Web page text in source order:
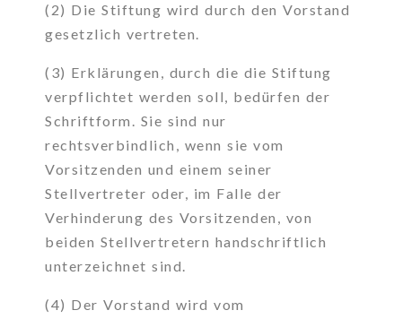
(2) Die Stiftung wird durch den Vorstand
gesetzlich vertreten.
(3) Erklärungen, durch die die Stiftung
verpflichtet werden soll, bedürfen der
Schriftform. Sie sind nur
rechtsverbindlich, wenn sie vom
Vorsitzenden und einem seiner
Stellvertreter oder, im Falle der
Verhinderung des Vorsitzenden, von
beiden Stellvertretern handschriftlich
unterzeichnet sind.
(4) Der Vorstand wird vom